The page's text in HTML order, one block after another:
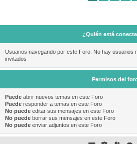
¿Quién está
Usuarios navegando por este Foro: No hay usuarios
invitados
Permisos del
Puede abrir nuevos temas en este Foro
Puede responder a temas en este Foro
No puede editar sus mensajes en este Foro
No puede borrar sus mensajes en este Foro
No puede enviar adjuntos en este Foro